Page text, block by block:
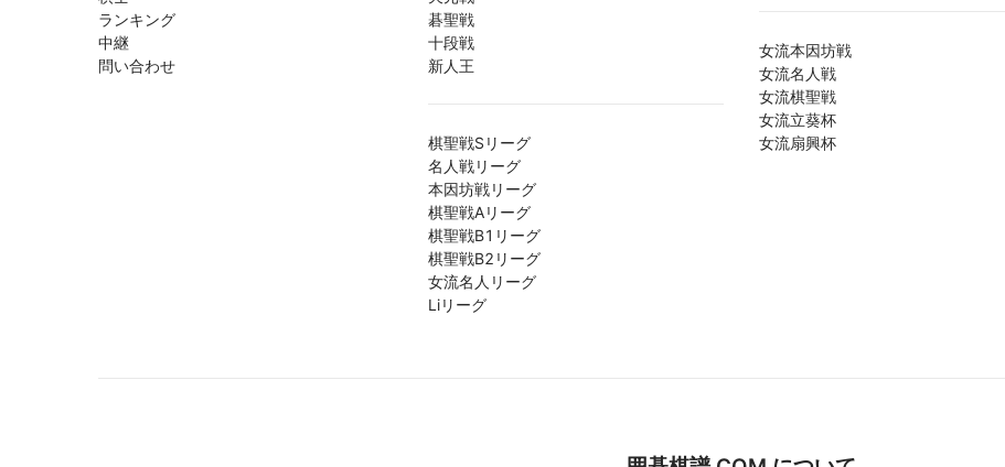
ランキング
中継
問い合わせ
碁聖戦
十段戦
新人王
棋聖戦Sリーグ
名人戦リーグ
本因坊戦リーグ
棋聖戦Aリーグ
棋聖戦B1リーグ
棋聖戦B2リーグ
女流名人リーグ
Liリーグ
女流本因坊戦
女流名人戦
女流棋聖戦
女流立葵杯
女流扇興杯